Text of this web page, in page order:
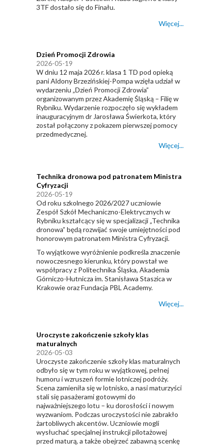
3TF dostało się do Finału.
Więcej...
Dzień Promocji Zdrowia
2026-05-19
W dniu 12 maja 2026 r. klasa 1 TD pod opieką
pani Aldony Brzezińskiej-Pompa wzięła udział w
wydarzeniu „Dzień Promocji Zdrowia”
organizowanym przez Akademię Śląską – Filię w
Rybniku. Wydarzenie rozpoczęło się wykładem
inauguracyjnym dr Jarosława Świerkota, który
został połączony z pokazem pierwszej pomocy
przedmedycznej.
Więcej...
Technika dronowa pod patronatem Ministra
Cyfryzacji
2026-05-19
Od roku szkolnego 2026/2027 uczniowie
Zespół Szkół Mechaniczno-Elektrycznych w
Rybniku kształcący się w specjalizacji „Technika
dronowa” będą rozwijać swoje umiejętności pod
honorowym patronatem Ministra Cyfryzacji.
To wyjątkowe wyróżnienie podkreśla znaczenie
nowoczesnego kierunku, który powstał we
współpracy z Politechnika Śląska, Akademia
Górniczo-Hutnicza im. Stanisława Staszica w
KrakowieorazFundacja PBL Academy.
Więcej...
Uroczyste zakończenie szkoły klas
maturalnych
2026-05-03
Uroczyste zakończenie szkoły klas maturalnych
odbyło się w tym roku w wyjątkowej, pełnej
humoru i wzruszeń formie lotniczej podróży.
Scena zamieniła się w lotnisko, a nasi maturzyści
stali się pasażerami gotowymi do
najważniejszego lotu – ku dorosłości i nowym
wyzwaniom. Podczas uroczystości nie zabrakło
żartobliwych akcentów. Uczniowie mogli
wysłuchać specjalnej instrukcji pilotażowej
przed maturą, a także obejrzeć zabawną scenkę